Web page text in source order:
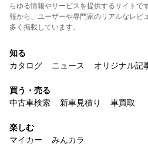
らゆる情報やサービスを提供するサイトで
報から、ユーザーや専門家のリアルなレビ
多く掲載しています。
知る
カタログ
ニュース オリジナル記
買う・売る
中古車検索
新車見積り 車買取
楽しむ
マイカー
みんカラ